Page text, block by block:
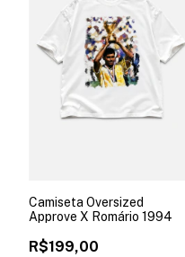
Camiseta Oversized
Approve X Romário 1994
R$199,00